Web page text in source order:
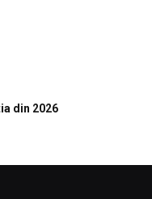
din 2026